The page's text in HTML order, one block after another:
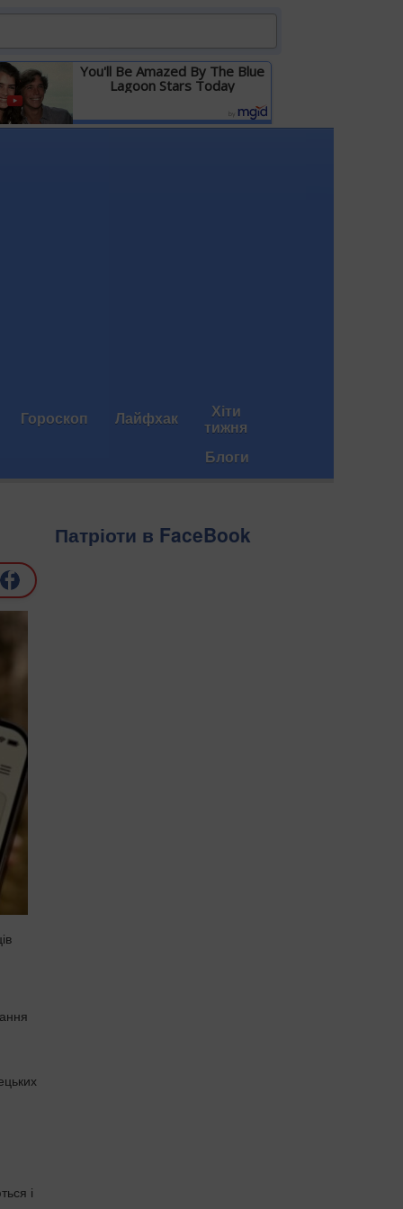
You'll Be Amazed By The Blue
Lagoon Stars Today
Детальніше
Гороскоп Лайфхак Хіти
тижня
Блоги
і
Патріоти в FaceBook